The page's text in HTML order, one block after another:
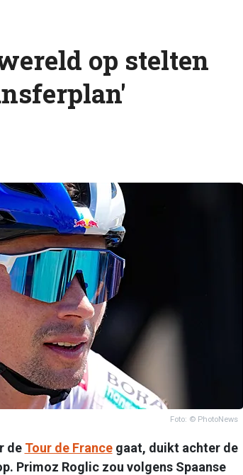
op stelten
Foto: © PhotoNews
de Tour de Francegaat, duikt achter de
Primoz Roglic zou volgens Spaanse